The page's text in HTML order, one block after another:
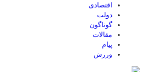
اقتصادی
دولت
گوناگون
مقالات
پیام
ورزش